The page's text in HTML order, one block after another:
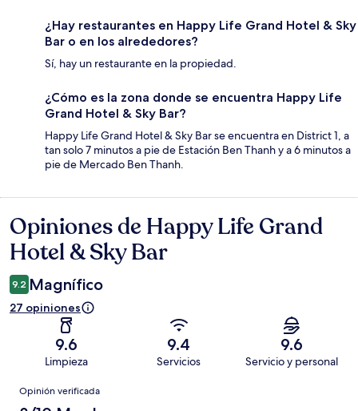
¿Hay restaurantes en Happy Life Grand Hotel & Sky
Bar o en los alrededores?
Sí, hay un restaurante en la propiedad.
¿Cómo es la zona donde se encuentra Happy Life
Grand Hotel & Sky Bar?
Happy Life Grand Hotel & Sky Bar se encuentra en District 1, a
tan solo 7 minutos a pie de Estación Ben Thanh y a 6 minutos a
pie de Mercado Ben Thanh.
Opiniones
Opiniones de Happy Life Grand
Hotel & Sky Bar
9.2 Magnífico
27 opiniones
9.6
Limpieza
9.4
Servicios
9.6
Servicio y personal
Opiniones
Opinión verificada